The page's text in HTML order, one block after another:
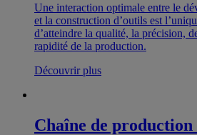
Une interaction optimale entre le
et la construction d’outils est
d’atteindre la qualité, la précision,
rapidité de la production.
Découvrir plus
Chaîne de production